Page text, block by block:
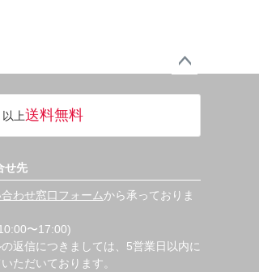
へ
上送料無料
せ先
わせ窓口フォームから承っておりま
〜17:00)
の返信につきましては、5営業日以内に
ただいております。